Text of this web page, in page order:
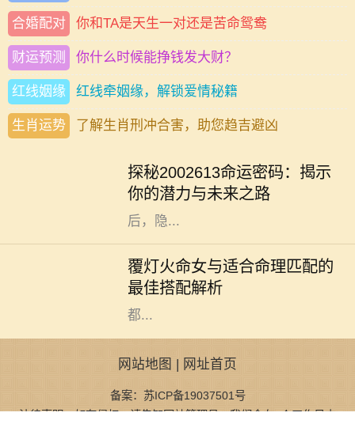
合婚配对 你和TA是天生一对还是苦命鸳鸯
财运预测 你什么时候能挣钱发大财？
红线姻缘 红线牵姻缘，解锁爱情秘籍
生肖运势 了解生肖刑冲合害，助您趋吉避凶
探秘2002613命运密码：揭示
你的潜力与未来之路
在中国传统命理学中，数字常常承载
联系。今天我们将要探讨的数字是
2002613，这个单一的数字组合背
后，隐...
覆灯火命女与适合命理匹配的
最佳搭配解析
在中国传统命理学中，命理之间的配
合常常决定了一个人的运势与生活发
展。而覆灯火命女作为独特的命理类
型，其性格特征、人生观念和价值观
都...
网站地图 | 网址首页
备案：苏ICP备19037501号
法律声明：如有侵权，请告知网站管理员，我们会在1个工作日内